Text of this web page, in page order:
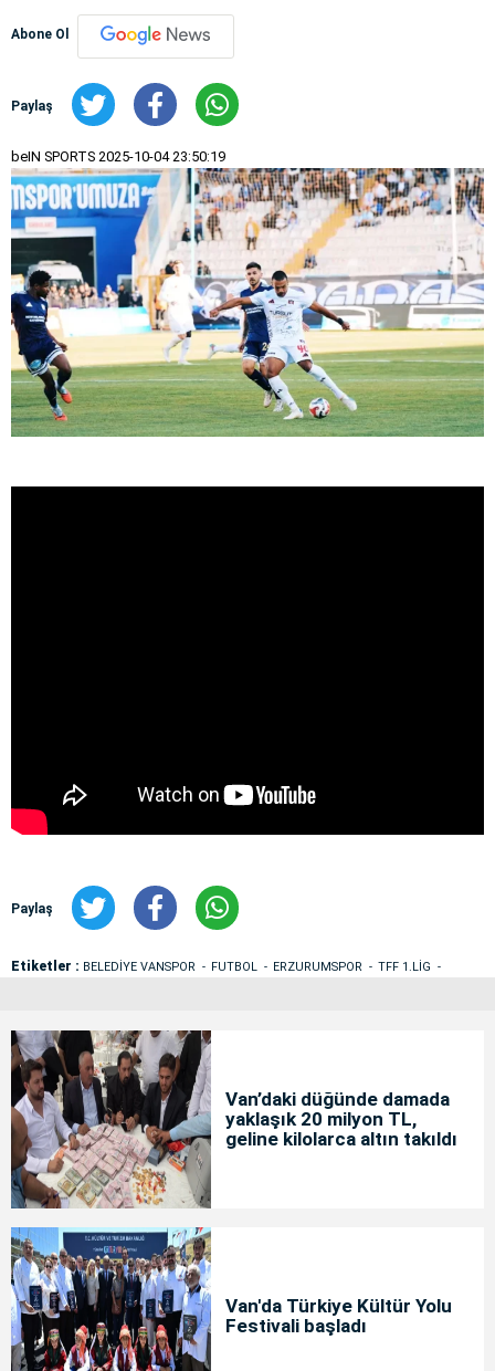
Abone Ol
Paylaş
beIN SPORTS 2025-10-04 23:50:19
Paylaş
Etiketler : BELEDİYE VANSPOR FUTBOL ERZURUMSPOR TFF 1.LİG
Van’daki düğünde damada
yaklaşık 20 milyon TL,
geline kilolarca altın takıldı
Van'da Türkiye Kültür Yolu
Festivali başladı